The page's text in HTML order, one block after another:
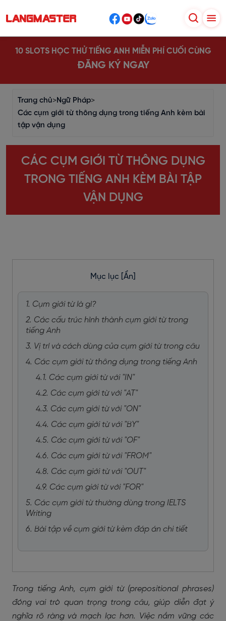
10 SLOTS HỌC THỬ TIẾNG ANH MIỄN PHÍ CUỐI CÙNG
ĐĂNG KÝ NGAY
Trang chủ>Ngữ Pháp>
Các cụm giới từ thông dụng trong tiếng Anh kèm bài
tập vận dụng
CÁC CỤM GIỚI TỪ THÔNG DỤNG
TRONG TIẾNG ANH KÈM BÀI TẬP
VẬN DỤNG
Mục lục [Ẩn]
1. Cụm giới từ là gì?
2. Các cấu trúc hình thành cụm giới từ trong
tiếng Anh
3. Vị trí và cách dùng của cụm giới từ trong câu
4. Các cụm giới từ thông dụng trong tiếng Anh
4.1. Các cụm giới từ với "IN"
4.2. Các cụm giới từ với "AT"
4.3. Các cụm giới từ với "ON"
4.4. Các cụm giới từ với "BY"
4.5. Các cụm giới từ với "OF"
4.6. Các cụm giới từ với "FROM"
4.8. Các cụm giới từ với "OUT"
4.9. Các cụm giới từ với "FOR"
5. Các cụm giới từ thường dùng trong IELTS
Writing
6. Bài tập về cụm giới từ kèm đáp án chi tiết
Trong tiếng Anh, cụm giới từ (prepositional phrases)
đóng vai trò quan trọng trong câu, giúp diễn đạt ý
nghĩa rõ ràng và mạch lạc hơn. Việc nắm vững các